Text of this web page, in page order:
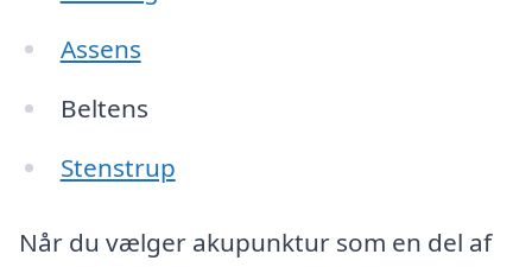
Assens
Beltens
Stenstrup
Når du vælger akupunktur som en del af